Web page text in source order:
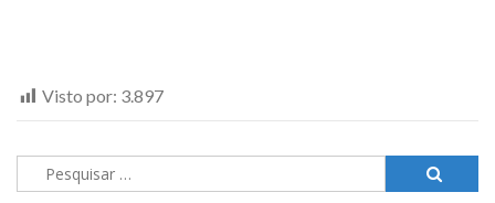
Visto por: 3.897
Pesquisar
por: